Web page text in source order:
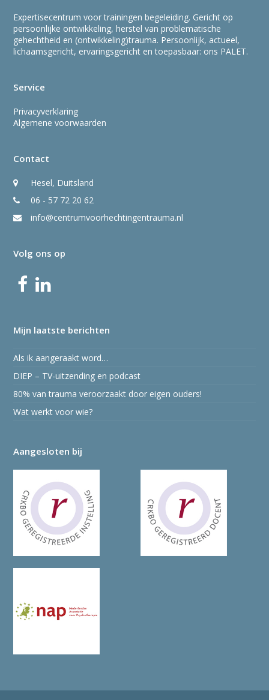
Expertisecentrum voor trainingen begeleiding. Gericht op
persoonlijke ontwikkeling, herstel van problematische
gehechtheid en (ontwikkeling)trauma. Persoonlijk, actueel,
lichaamsgericht, ervaringsgericht en toepasbaar: ons PALET.
Service
Privacyverklaring
Algemene voorwaarden
Contact
Hesel, Duitsland
06 - 57 72 20 62
info@centrumvoorhechtingentrauma.nl
Volg ons op
Facebook
LinkedIn
Mijn laatste berichten
Als ik aangeraakt word…
DIEP – TV-uitzending en podcast
80% van trauma veroorzaakt door eigen ouders!
Wat werkt voor wie?
Aangesloten bij